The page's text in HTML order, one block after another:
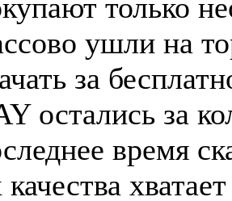
только
ушли на
за
остались за
время
качества